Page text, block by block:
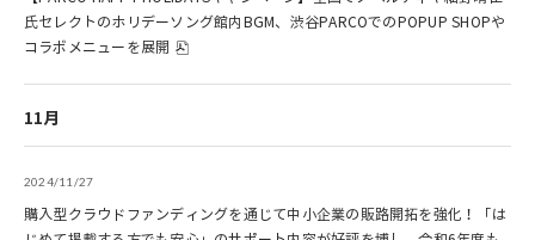
氏セレクトのホリデーソング館内BGM、渋谷PARCOでのPOPUP SHOPや
コラボメニューを展開
11月
2024/11/27
購入型クラウドファンディングを通じて中小企業の販路開拓を強化！「は